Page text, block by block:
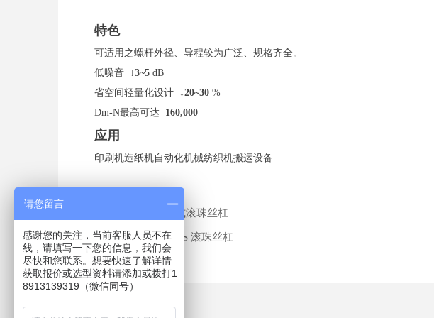
特色
可适用之螺杆外径、导程较为广泛、规格齐全。
低噪音
↓3~5 dB
省空间轻量化设计
↓20~30 %
Dm-N最高可达 160,000
应用
印刷机造纸机自动化机械纺织机搬运设备
端盖式滚珠丝杠
ꄲ 后一个： Super S 滚珠丝杠
请您留言
感谢您的关注，当前客服人员不在
线，请填写一下您的信息，我们会
尽快和您联系。想要快速了解详情
获取报价或选型资料请添加或拨打1